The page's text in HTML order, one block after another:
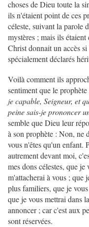
choses de Dieu toute la
ils n'étaient point de ces
céleste, suivant la parole
mystères ; mais ils
Christ donnait un accès
spécialement déclarés
Voilà comment ils
sentiment que le
je capable, Seigneur, et
peine sais-je prononcer
semble que Dieu leur
à son prophète : Non, ne
vous n'êtes qu'un enfant.
autrement devant moi,
mes dons célestes, que
m'attacherai à vous ; que
plus familiers, que je vous
que je vous mettrai dans
annoncer ; car c'est aux
sont réservées.